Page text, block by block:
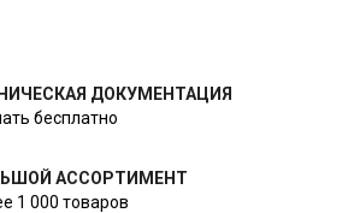
ДОКУМЕНТАЦИЯ
бесплатно
АССОРТИМЕНТ
1 000 товаров